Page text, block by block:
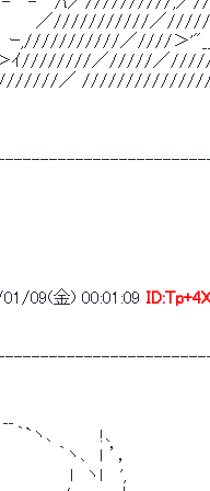
　　 ／///////////
／////＞
／/////／/////＞　　
／
09(金) 00:01:09
　　 　 !､
｀ヽ､　ｌ ’，
　 ｌ　ヽl　 ',